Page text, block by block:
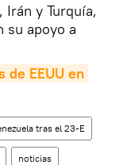
y Turquía,
su apoyo a
de EEUU en
tras el 23-E
noticias